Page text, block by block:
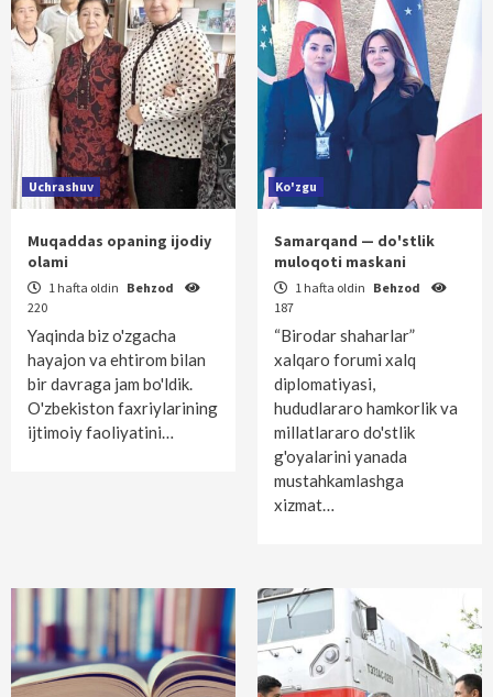
Uchrashuv
Muqaddas opaning ijodiy
olami
1 hafta oldin Behzod
220
Yaqinda biz o'zgacha
hayajon va ehtirom bilan
bir davraga jam bo'ldik.
O'zbekiston faxriylarining
ijtimoiy faoliyatini…
Ko'zgu
Samarqand — do'stlik
muloqoti maskani
1 hafta oldin Behzod
187
“Birodar shaharlar”
xalqaro forumi xalq
diplomatiyasi,
hududlararo hamkorlik va
millatlararo do'stlik
g'oyalarini yanada
mustahkamlashga
xizmat…